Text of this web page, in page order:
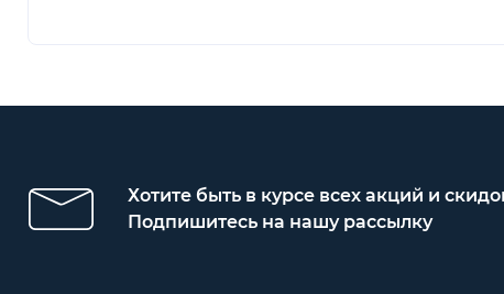
Хотите быть в курсе всех акций и
Подпишитесь на нашу рассылку